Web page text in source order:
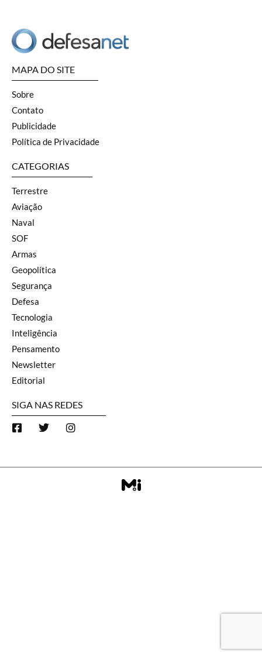
MAPA DO SITE
Sobre
Contato
Publicidade
Política de Privacidade
CATEGORIAS
Terrestre
Aviação
Naval
SOF
Armas
Geopolítica
Segurança
Defesa
Tecnologia
Inteligência
Pensamento
Newsletter
Editorial
SIGA NAS REDES